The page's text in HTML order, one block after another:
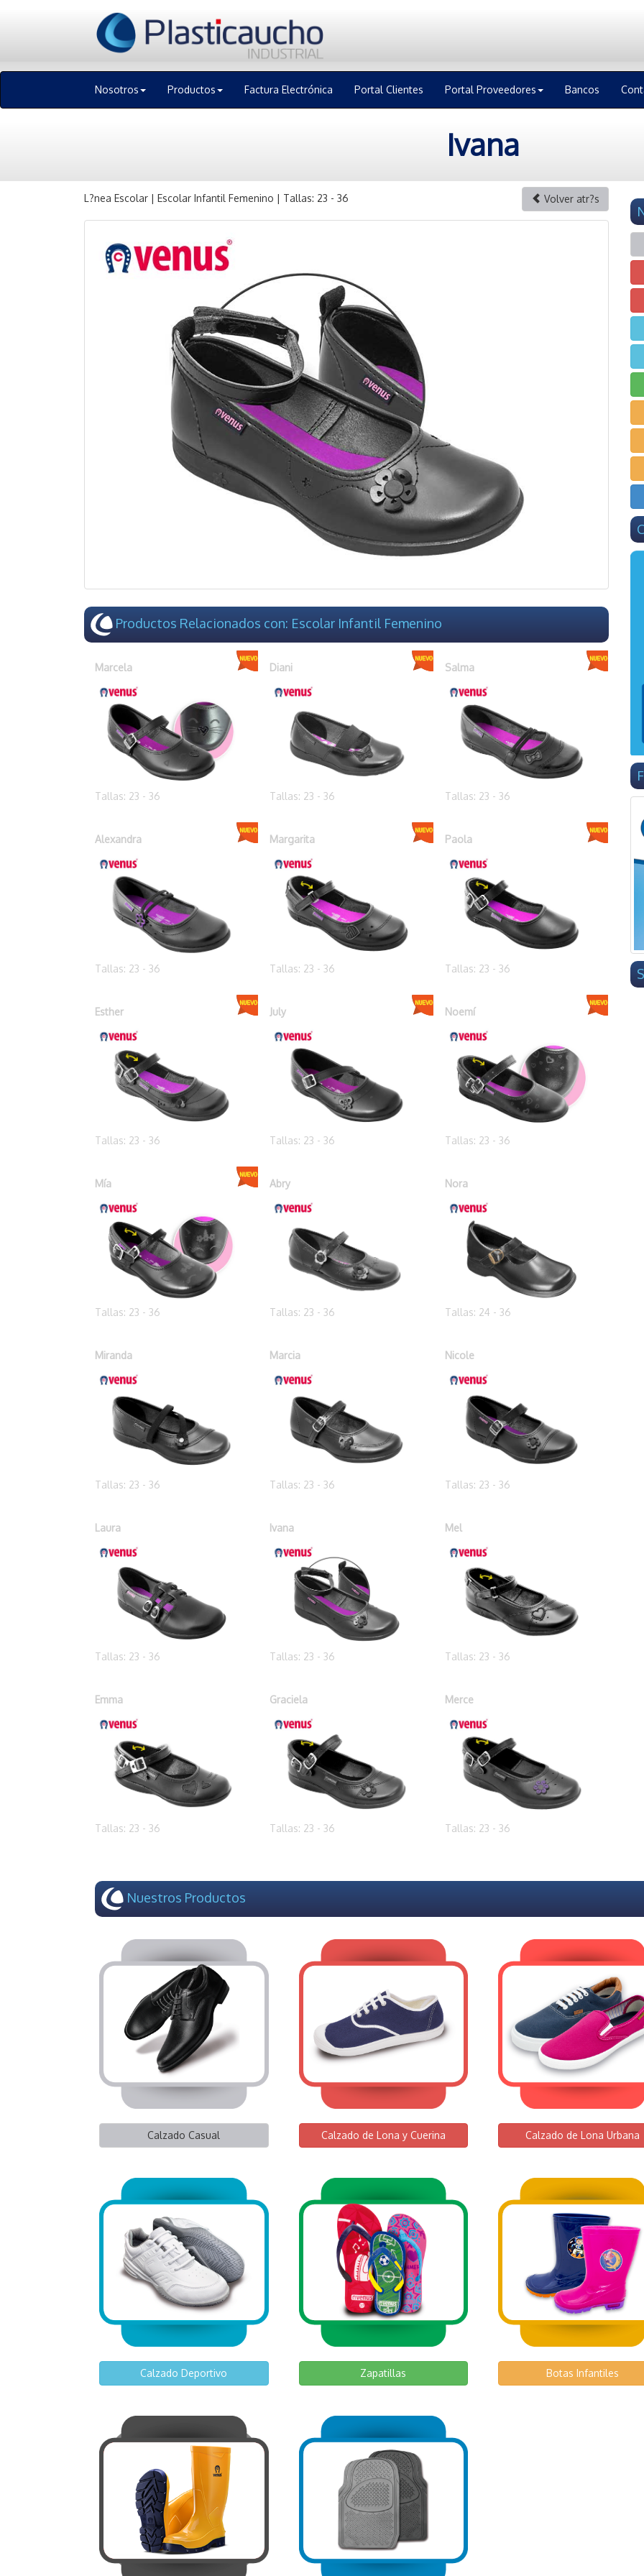
Nosotros Productos Factura Electrónica Portal Clientes Portal Proveedores Bancos
Ivana
L?nea Escolar | Escolar Infantil Femenino | Tallas: 23 - 36 Volver atr?s
Productos Relacionados con: Escolar Infantil Femenino
Marcela
Tallas: 23 - 36
Diani
Tallas: 23 - 36
Salma
Tallas: 23 - 36
Alexandra
Tallas: 23 - 36
Margarita
Tallas: 23 - 36
Paola
Tallas: 23 - 36
Esther
Tallas: 23 - 36
July
Tallas: 23 - 36
Noemí
Tallas: 23 - 36
Mía
Tallas: 23 - 36
Abry
Tallas: 23 - 36
Nora
Tallas: 24 - 36
Miranda
Tallas: 23 - 36
Marcia
Tallas: 23 - 36
Nicole
Tallas: 23 - 36
Laura
Tallas: 23 - 36
Ivana
Tallas: 23 - 36
Mel
Tallas: 23 - 36
Emma
Tallas: 23 - 36
Graciela
Tallas: 23 - 36
Merce
Tallas: 23 - 36
Nuestros Productos
Calzado Casual Calzado de Lona y Cuerina Calzado de Lona Urbana
Calzado Deportivo Zapatillas Botas Infantiles